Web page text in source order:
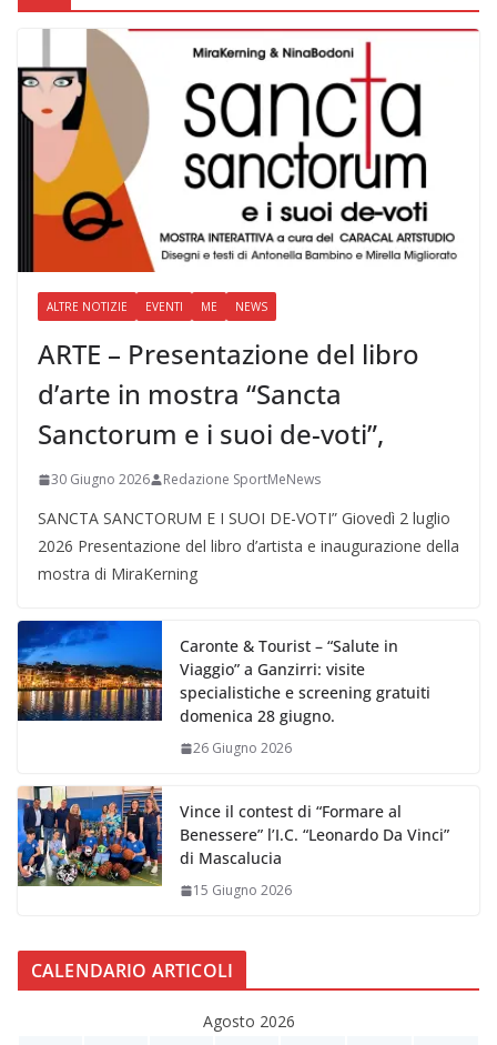
ALTRE NOTIZIE EVENTI ME NEWS
ARTE – Presentazione del libro
d’arte in mostra “Sancta
Sanctorum e i suoi de-voti”,
30 Giugno 2026 Redazione SportMeNews
SANCTA SANCTORUM E I SUOI DE-VOTI” Giovedì 2 luglio
2026 Presentazione del libro d’artista e inaugurazione della
mostra di MiraKerning
Caronte & Tourist – “Salute in
Viaggio” a Ganzirri: visite
specialistiche e screening gratuiti
domenica 28 giugno.
26 Giugno 2026
Vince il contest di “Formare al
Benessere” l’I.C. “Leonardo Da Vinci”
di Mascalucia
15 Giugno 2026
CALENDARIO ARTICOLI
Agosto 2026